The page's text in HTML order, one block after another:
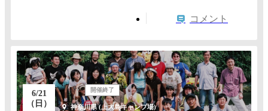
コメント
6/21
（日）
開催終了
神奈川県 (上大島キャンプ場)